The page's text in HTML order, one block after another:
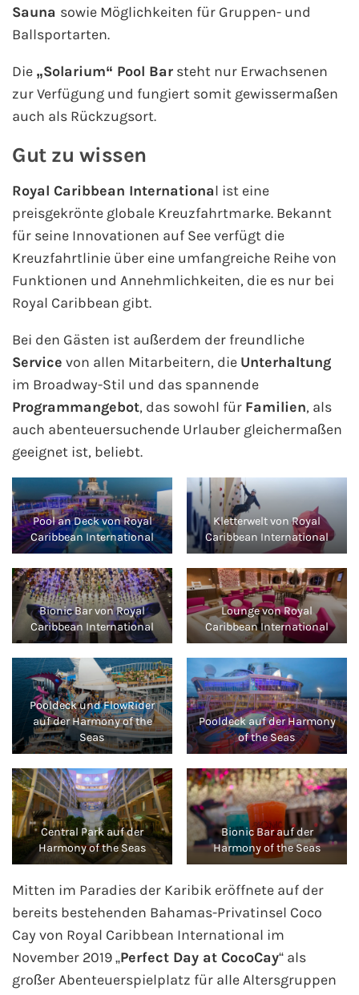
Sauna sowie Möglichkeiten für Gruppen- und
Ballsportarten.
Die „Solarium“ Pool Bar steht nur Erwachsenen
zur Verfügung und fungiert somit gewissermaßen
auch als Rückzugsort.
Gut zu wissen
Royal Caribbean International ist eine
preisgekrönte globale Kreuzfahrtmarke. Bekannt
für seine Innovationen auf See verfügt die
Kreuzfahrtlinie über eine umfangreiche Reihe von
Funktionen und Annehmlichkeiten, die es nur bei
Royal Caribbean gibt.
Bei den Gästen ist außerdem der freundliche
Service von allen Mitarbeitern, die Unterhaltung
im Broadway-Stil und das spannende
Programmangebot, das sowohl für Familien, als
auch abenteuersuchende Urlauber gleichermaßen
geeignet ist, beliebt.
Pool an Deck von Royal
Caribbean International
Kletterwelt von Royal
Caribbean International
Bionic Bar von Royal
Caribbean International
Lounge von Royal
Caribbean International
Pooldeck und FlowRider
auf der Harmony of the
Seas
Pooldeck auf der Harmony
of the Seas
Central Park auf der
Harmony of the Seas
Bionic Bar auf der
Harmony of the Seas
Mitten im Paradies der Karibik eröffnete auf der
bereits bestehenden Bahamas-Privatinsel Coco
Cay von Royal Caribbean International im
November 2019 „Perfect Day at CocoCay“ als
großer Abenteuerspielplatz für alle Altersgruppen